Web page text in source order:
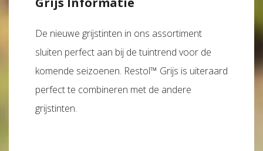
De nieuwe grijstinten in ons assortiment
sluiten perfect aan bij de tuintrend voor de
komende seizoenen. Restol™ Grijs is uiteraard
perfect te combineren met de andere
grijstinten.